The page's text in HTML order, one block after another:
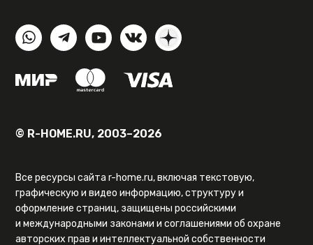
© R-HOME.RU, 2003–2026
Все ресурсы сайта r-home.ru, включая текстовую,
графическую и видео информацию, структуру и
оформление страниц, защищены российскими
и международными законами и соглашениями об охране
авторских прав и интеллектуальной собственности